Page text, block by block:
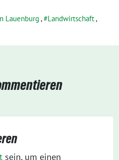
Lauenburg , Landwirtschaft,
sein, um einen